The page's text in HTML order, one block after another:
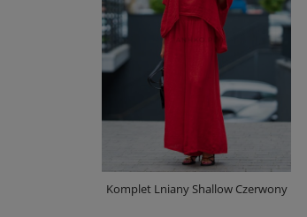
Komplet Lniany Shallow Czerwony